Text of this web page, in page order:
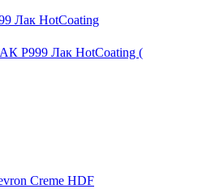
P999 Лак HotCoating (